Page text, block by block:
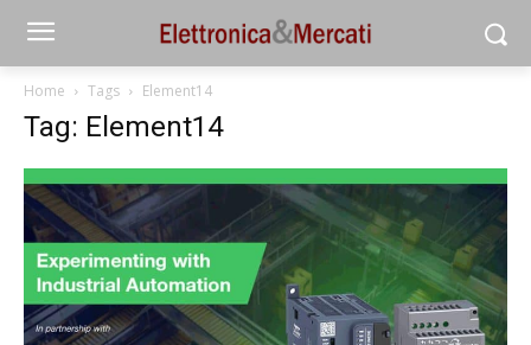
Home Tags Element14
Tag: Element14